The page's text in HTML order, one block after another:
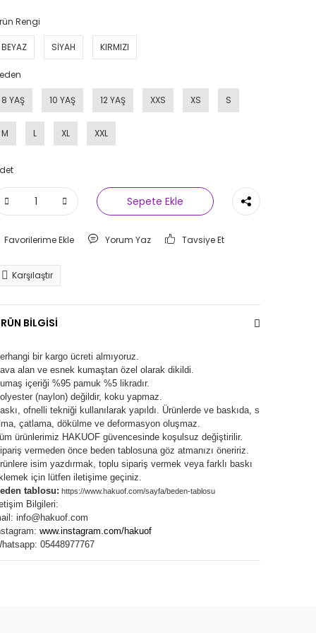
Rengi
BEYAZ SİYAH KIRMIZI
8 YAŞ 10 YAŞ 12 YAŞ XXS XS S
M L XL XXL
Sepete Ekle
Yorum Yaz Tavsiye Et
Karşılaştır
BİLGİSİ
bir kargo ücreti almıyoruz.
alan ve esnek kumaştan özel olarak dikildi.
içeriği %95 pamuk %5 likradır.
(naylon) değildir, koku yapmaz.
ofnelli tekniği kullanılarak yapıldı. Ürünlerde ve baskıda, s
çatlama, dökülme ve deformasyon oluşmaz.
ürünlerimiz HAKUOF güvencesinde koşulsuz değiştirilir.
vermeden önce beden tablosuna göz atmanızı öneririz.
isim yazdırmak, toplu sipariş vermek veya farklı baskı
için lütfen iletişime geçiniz.
tablosu: https://www.hakuof.com/sayfa/beden-tablosu
Bilgileri:
info@hakuof.com
www.instagram.com/hakuof
05448977767